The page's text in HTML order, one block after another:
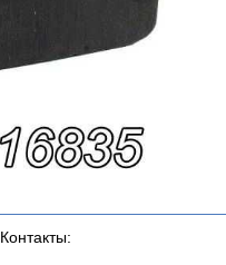
Контакты: